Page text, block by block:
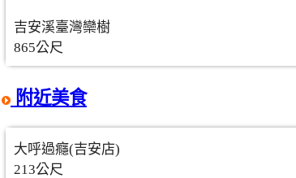
吉安溪臺灣欒樹
865公尺
附近美食
大呼過癮(吉安店)
213公尺